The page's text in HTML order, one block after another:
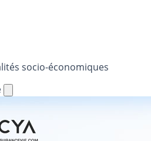
socio-économiques